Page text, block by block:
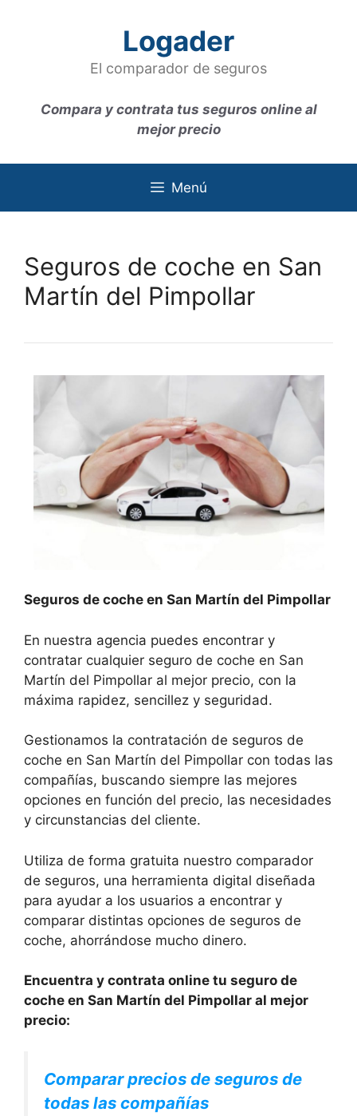
Logader
El comparador de seguros
Compara y contrata tus seguros online al
mejor precio
Menú
Seguros de coche en San
Martín del Pimpollar
Seguros de coche en San Martín del Pimpollar
En nuestra agencia puedes encontrar y
contratar cualquier seguro de coche en San
Martín del Pimpollar al mejor precio, con la
máxima rapidez, sencillez y seguridad.
Gestionamos la contratación de seguros de
coche en San Martín del Pimpollar con todas las
compañías, buscando siempre las mejores
opciones en función del precio, las necesidades
y circunstancias del cliente.
Utiliza de forma gratuita nuestro comparador
de seguros, una herramienta digital diseñada
para ayudar a los usuarios a encontrar y
comparar distintas opciones de seguros de
coche, ahorrándose mucho dinero.
Encuentra y contrata online tu seguro de
coche en San Martín del Pimpollar al mejor
precio:
Comparar precios de seguros de
todas las compañías